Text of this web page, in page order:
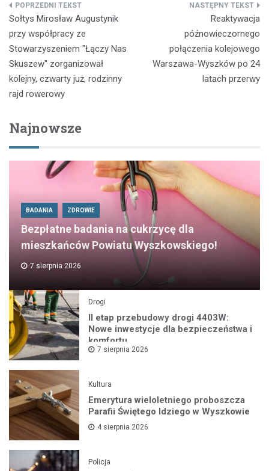
Nawigacja
wpisu
Sołtys Mirosław Augustynik
przy współpracy ze
Stowarzyszeniem "Łączy Nas
Skuszew" zorganizował
kolejny, czwarty już, rodzinny
rajd rowerowy
Reaktywacja
późnowieczornego
połączenia kolejowego
Warszawa-Wyszków po 24
latach przerwy
Najnowsze
BADANIA ZDROWIE
Bezpłatne badania na cukrzycę dla
mieszkańców Powiatu Wyszkowskiego!
7 sierpnia 2026
Drogi
II etap przebudowy drogi 4403W:
Nowe inwestycje dla bezpieczeństwa i
komfortu
7 sierpnia 2026
Kultura
Emerytura wieloletniego proboszcza
Parafii Świętego Idziego w Wyszkowie
4 sierpnia 2026
Policja